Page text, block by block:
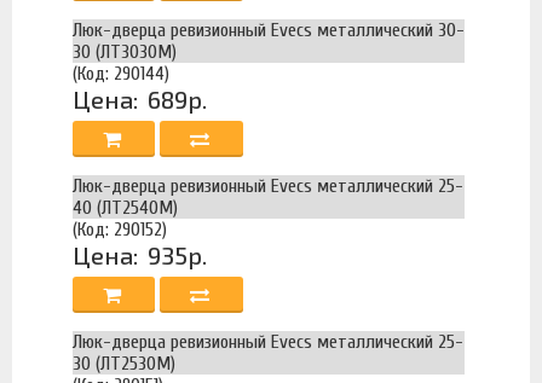
Люк-дверца ревизионный Evecs металлический 30-
30 (ЛТ3030М)
(Код: 290144)
Цена: 689р.
Люк-дверца ревизионный Evecs металлический 25-
40 (ЛТ2540М)
(Код: 290152)
Цена: 935р.
Люк-дверца ревизионный Evecs металлический 25-
30 (ЛТ2530М)